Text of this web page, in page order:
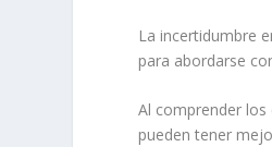
La incertidumbre
para abordarse
Al comprender
pueden tener